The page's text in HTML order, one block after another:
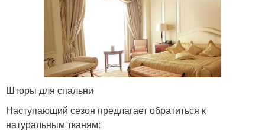
Шторы для спальни
Наступающий сезон предлагает обратиться к
натуральным тканям: